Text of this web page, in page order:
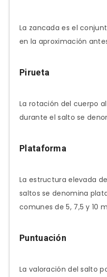
La zancada es el
en la aproximación
Pirueta
La rotación del cuerpo
durante el salto se
Plataforma
La estructura elevada
saltos se denomina
comunes de 5, 7,5 y 10
Puntuación
La valoración del salto